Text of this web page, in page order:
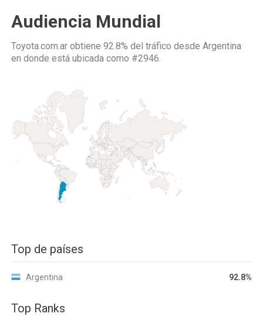
Audiencia Mundial
Toyota.com.ar obtiene 92.8% del tráfico desde Argentina
en donde está ubicada como #2946.
Top de países
Argentina 92.8%
Top Ranks